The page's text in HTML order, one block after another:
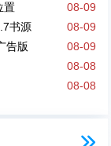
08-09
置
08-09
书源
08-09
告版
08-08
08-08
